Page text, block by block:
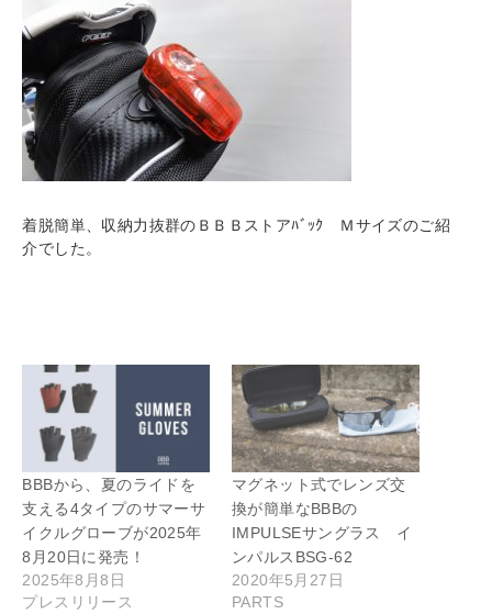
着脱簡単、収納力抜群のＢＢＢストアﾊﾞｯｸ Ｍサイズのご紹
介でした。
BBBから、夏のライドを
支える4タイプのサマーサ
イクルグローブが2025年
8月20日に発売！
2025年8月8日
プレスリリース
マグネット式でレンズ交
換が簡単なBBBの
IMPULSEサングラス イ
ンパルスBSG-62
2020年5月27日
PARTS